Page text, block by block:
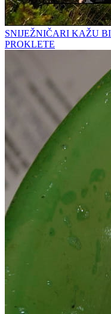
SNIJEŽNIČARI KAŽU
PROKLETE